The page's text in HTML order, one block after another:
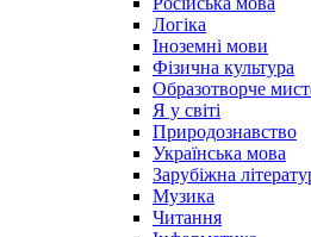
Логіка
Іноземні мови
Фізична культура
Образотворче
Я у світі
Природознавство
Українська мова
Зарубіжна
Музика
Читання